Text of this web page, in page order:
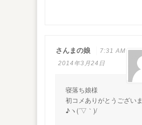
さんまの娘
7:31 AM
2014年3月24日
寝落ち娘様
初コメありがとうござい
♪ヽ(´▽｀)/